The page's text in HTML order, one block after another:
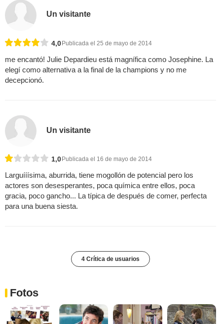
Un visitante
4,0 Publicada el 25 de mayo de 2014
me encantó! Julie Depardieu está magnífica como Josephine. La
elegí como alternativa a la final de la champions y no me
decepcionó.
Un visitante
1,0 Publicada el 16 de mayo de 2014
Larguííísima, aburrida, tiene mogollón de potencial pero los
actores son desesperantes, poca química entre ellos, poca
gracia, poco gancho... La típica de después de comer, perfecta
para una buena siesta.
4 Crítica de usuarios
Fotos